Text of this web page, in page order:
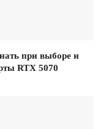
при выборе и
RTX 5070